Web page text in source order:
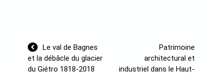
Navigation
de
l’article
Le val de Bagnes
et la débâcle du glacier
du Giétro 1818-2018
Patrimoine
architectural et
industriel dans le Haut-